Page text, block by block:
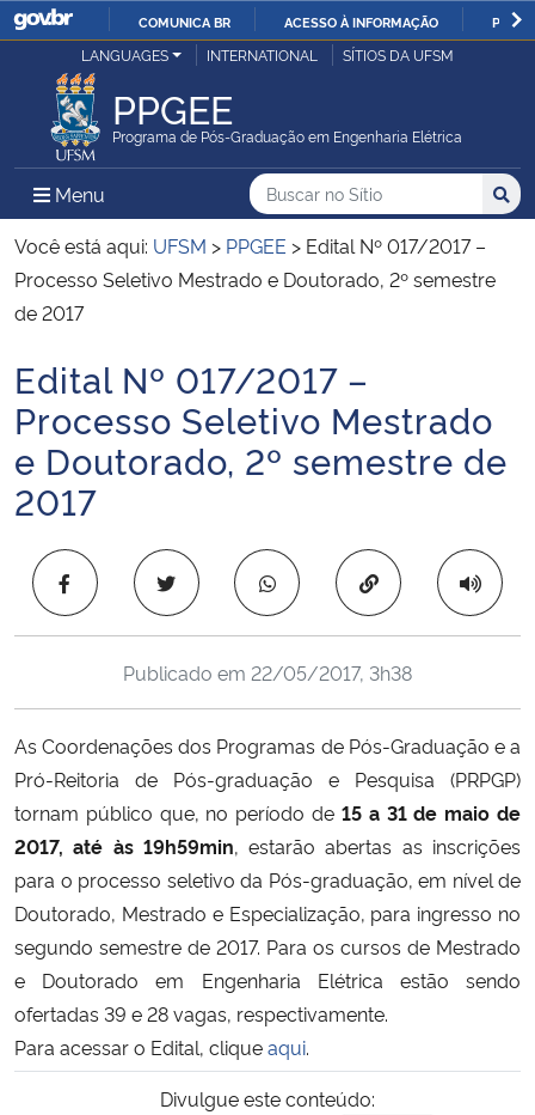
IR
COMUNICA BR ACESSO À INFORMAÇÃO
Ministério da Justiça e Segurança Pública
Ministério da Defesa
Ministério das Relações Exteriores
Ministério da Economia
Ministério da Infraestrutura
Ministério da Agricultura, Pecuária e Abastecimento
Ministério da Educação
Ministério da Cidadania
Ministério da Saúde
Ministério de Minas e Energia
Ministério da Ciência, Tecnologia, Inovações e Comunicações
Ministério do Meio Ambiente
Ministério do Turismo
Ministério do Desenvolvimento Regional
Ministério da Mulher, da Família e dos Direitos Humanos
LANGUAGES INTERNATIONAL SÍTIOS DA UFSM
PPGEE
Programa de Pós-Graduação em Engenharia Elétrica
Menu Menu Principal do Sítio
Busca
Buscar no no Sítio
Busca:
Você está aqui: UFSM > PPGEE > Edital Nº 017/2017 –
Processo Seletivo Mestrado e Doutorado, 2º semestre
de 2017
Início do conteúdo
Edital Nº 017/2017 –
Processo Seletivo Mestrado
e Doutorado, 2º semestre de
2017
Copiar para área
Publicado em 22/05/2017, 3h38
As Coordenações dos Programas de Pós-Graduação e a
Pró-Reitoria de Pós-graduação e Pesquisa (PRPGP)
tornam público que, no período de 15 a 31 de maio de
2017, até às 19h59min, estarão abertas as inscrições
para o processo seletivo da Pós-graduação, em nível de
Doutorado, Mestrado e Especialização, para ingresso no
segundo semestre de 2017. Para os cursos de Mestrado
e Doutorado em Engenharia Elétrica estão sendo
ofertadas 39 e 28 vagas, respectivamente.
Para acessar o Edital, cliqueaqui.
Divulgue este conteúdo: